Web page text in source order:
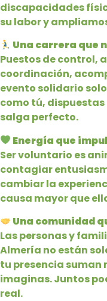
discapacidades
su labor y
Una carrera que
Puestos de control,
coordinación,
evento solidario
como tú,
salga perfecto.
Energía que
Ser voluntario es
contagiar
cambiar la
causa mayor que
Una comunidad
Las personas y
Almería no están
tu presencia suman
imaginas. Juntos
real.